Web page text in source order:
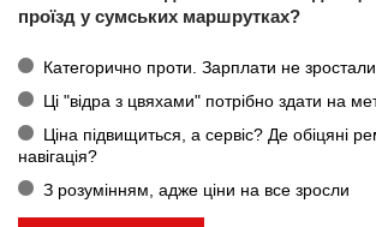
проїзд у сумських маршрутках?
Категорично проти. Зарплати не
Ці "відра з цвяхами" потрібно здати на
Ціна підвищиться, а сервіс? Де обіцяні
навігація?
З розумінням, адже ціни на все зросли